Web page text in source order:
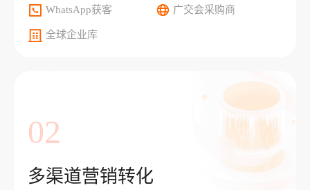
WhatsApp获客 广交会采购商
全球企业库
02
多渠道营销转化